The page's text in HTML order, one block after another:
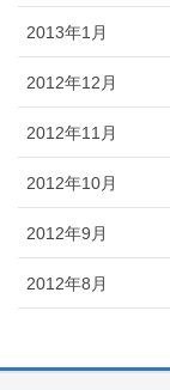
2013年1月
2012年12月
2012年11月
2012年10月
2012年9月
2012年8月